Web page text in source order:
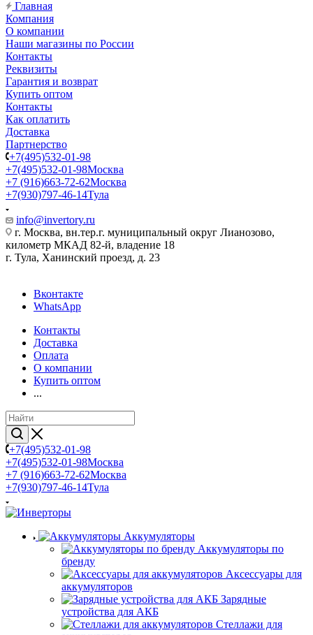
Главная
Компания
О компании
Наши магазины по России
Контакты
Реквизиты
Гарантия и возврат
Купить оптом
Контакты
Как оплатить
Доставка
Партнерство
+7(495)532-01-98
+7(495)532-01-98Москва
+7 (916)663-72-62Москва
+7(930)797-46-14Тула
info@invertory.ru
г. Москва, вн.тер.г. муниципальный округ Лианозово,
километр МКАД 82-й, владение 18
г. Тула, Ханинский проезд, д. 23
Вконтакте
WhatsApp
Контакты
Доставка
Оплата
О компании
Купить оптом
...
+7(495)532-01-98
+7(495)532-01-98Москва
+7 (916)663-72-62Москва
+7(930)797-46-14Тула
Аккумуляторы
Аккумуляторы по
бренду
Аксессуары для
аккумуляторов
Зарядные
устройства для АКБ
Стеллажи для